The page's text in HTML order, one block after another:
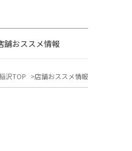
舗おススメ情報
沢TOP 店舗おススメ情報